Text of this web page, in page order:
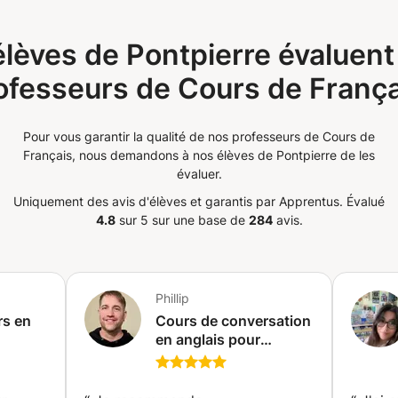
communication. 🎁 BONUS
votre premier cours, vous aurez
de classe privée avec toutes les
: Des outils interactifs, des listes de
votre rythme. ✨ Rendez votre
et vraiment utile !
le relais, de répondre à leurs
propice à leur épanouissement.
des matières qui posent problème.
nous pouvons ouvrir le chemin
de vos enfants entre de bonnes
dans ce chemin vers le succès
de Pontpierre
de Cours de
Pour vous garantir la qualité de nos professeurs de Cours de
Français, nous demandons à nos élèves de Pontpierre de les
évaluer.
Uniquement des avis d'élèves et garantis par Apprentus. Évalué
4.8sur 5 sur une base de 284avis.
en
Phillip
Cours de conversation
en anglais pour
adultes et adolescents